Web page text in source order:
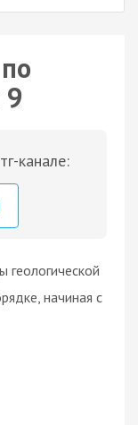
9
канале:
геологической
начиная с